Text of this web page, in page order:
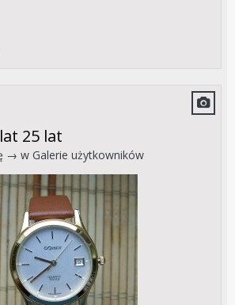
25 lat
→ w Galerie użytkowników